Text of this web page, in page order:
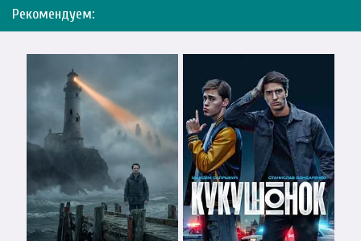
Рекомендуем: